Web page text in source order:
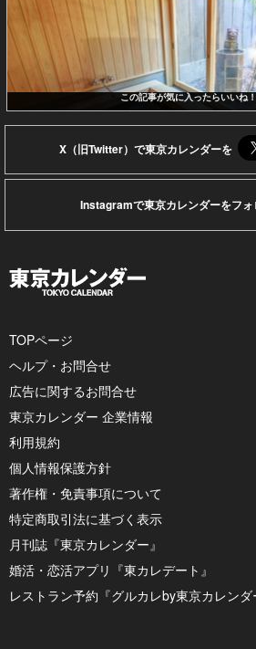
この記事が気に入ったらいいね
X（旧Twitter）で東京カレンダーを
Instagramで東京カレンダーをフォ
TOPページ
ヘルプ・お問合せ
広告に関するお問合せ
東京カレンダー 企業情報
利用規約
個人情報保護方針
著作権・免責事項について
特定商取引法に基づく表示
月刊誌『東京カレンダー』
婚活・恋活アプリ『東カレデート』
レストラン予約『グルカレby東京カレンダ